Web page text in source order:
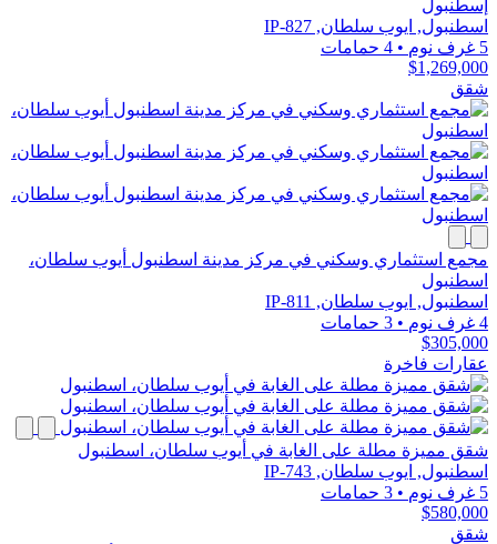
إسطنبول
اسطنبول, ايوب سلطان, IP-827
5 غرف نوم
• 4 حمامات
$1,269,000
شقق
مجمع استثماري وسكني في مركز مدينة اسطنبول أيوب سلطان،
اسطنبول
اسطنبول, ايوب سلطان, IP-811
4 غرف نوم
• 3 حمامات
$305,000
عقارات فاخرة
شقق مميزة مطلة على الغابة في أيوب سلطان، اسطنبول
اسطنبول, ايوب سلطان, IP-743
5 غرف نوم
• 3 حمامات
$580,000
شقق